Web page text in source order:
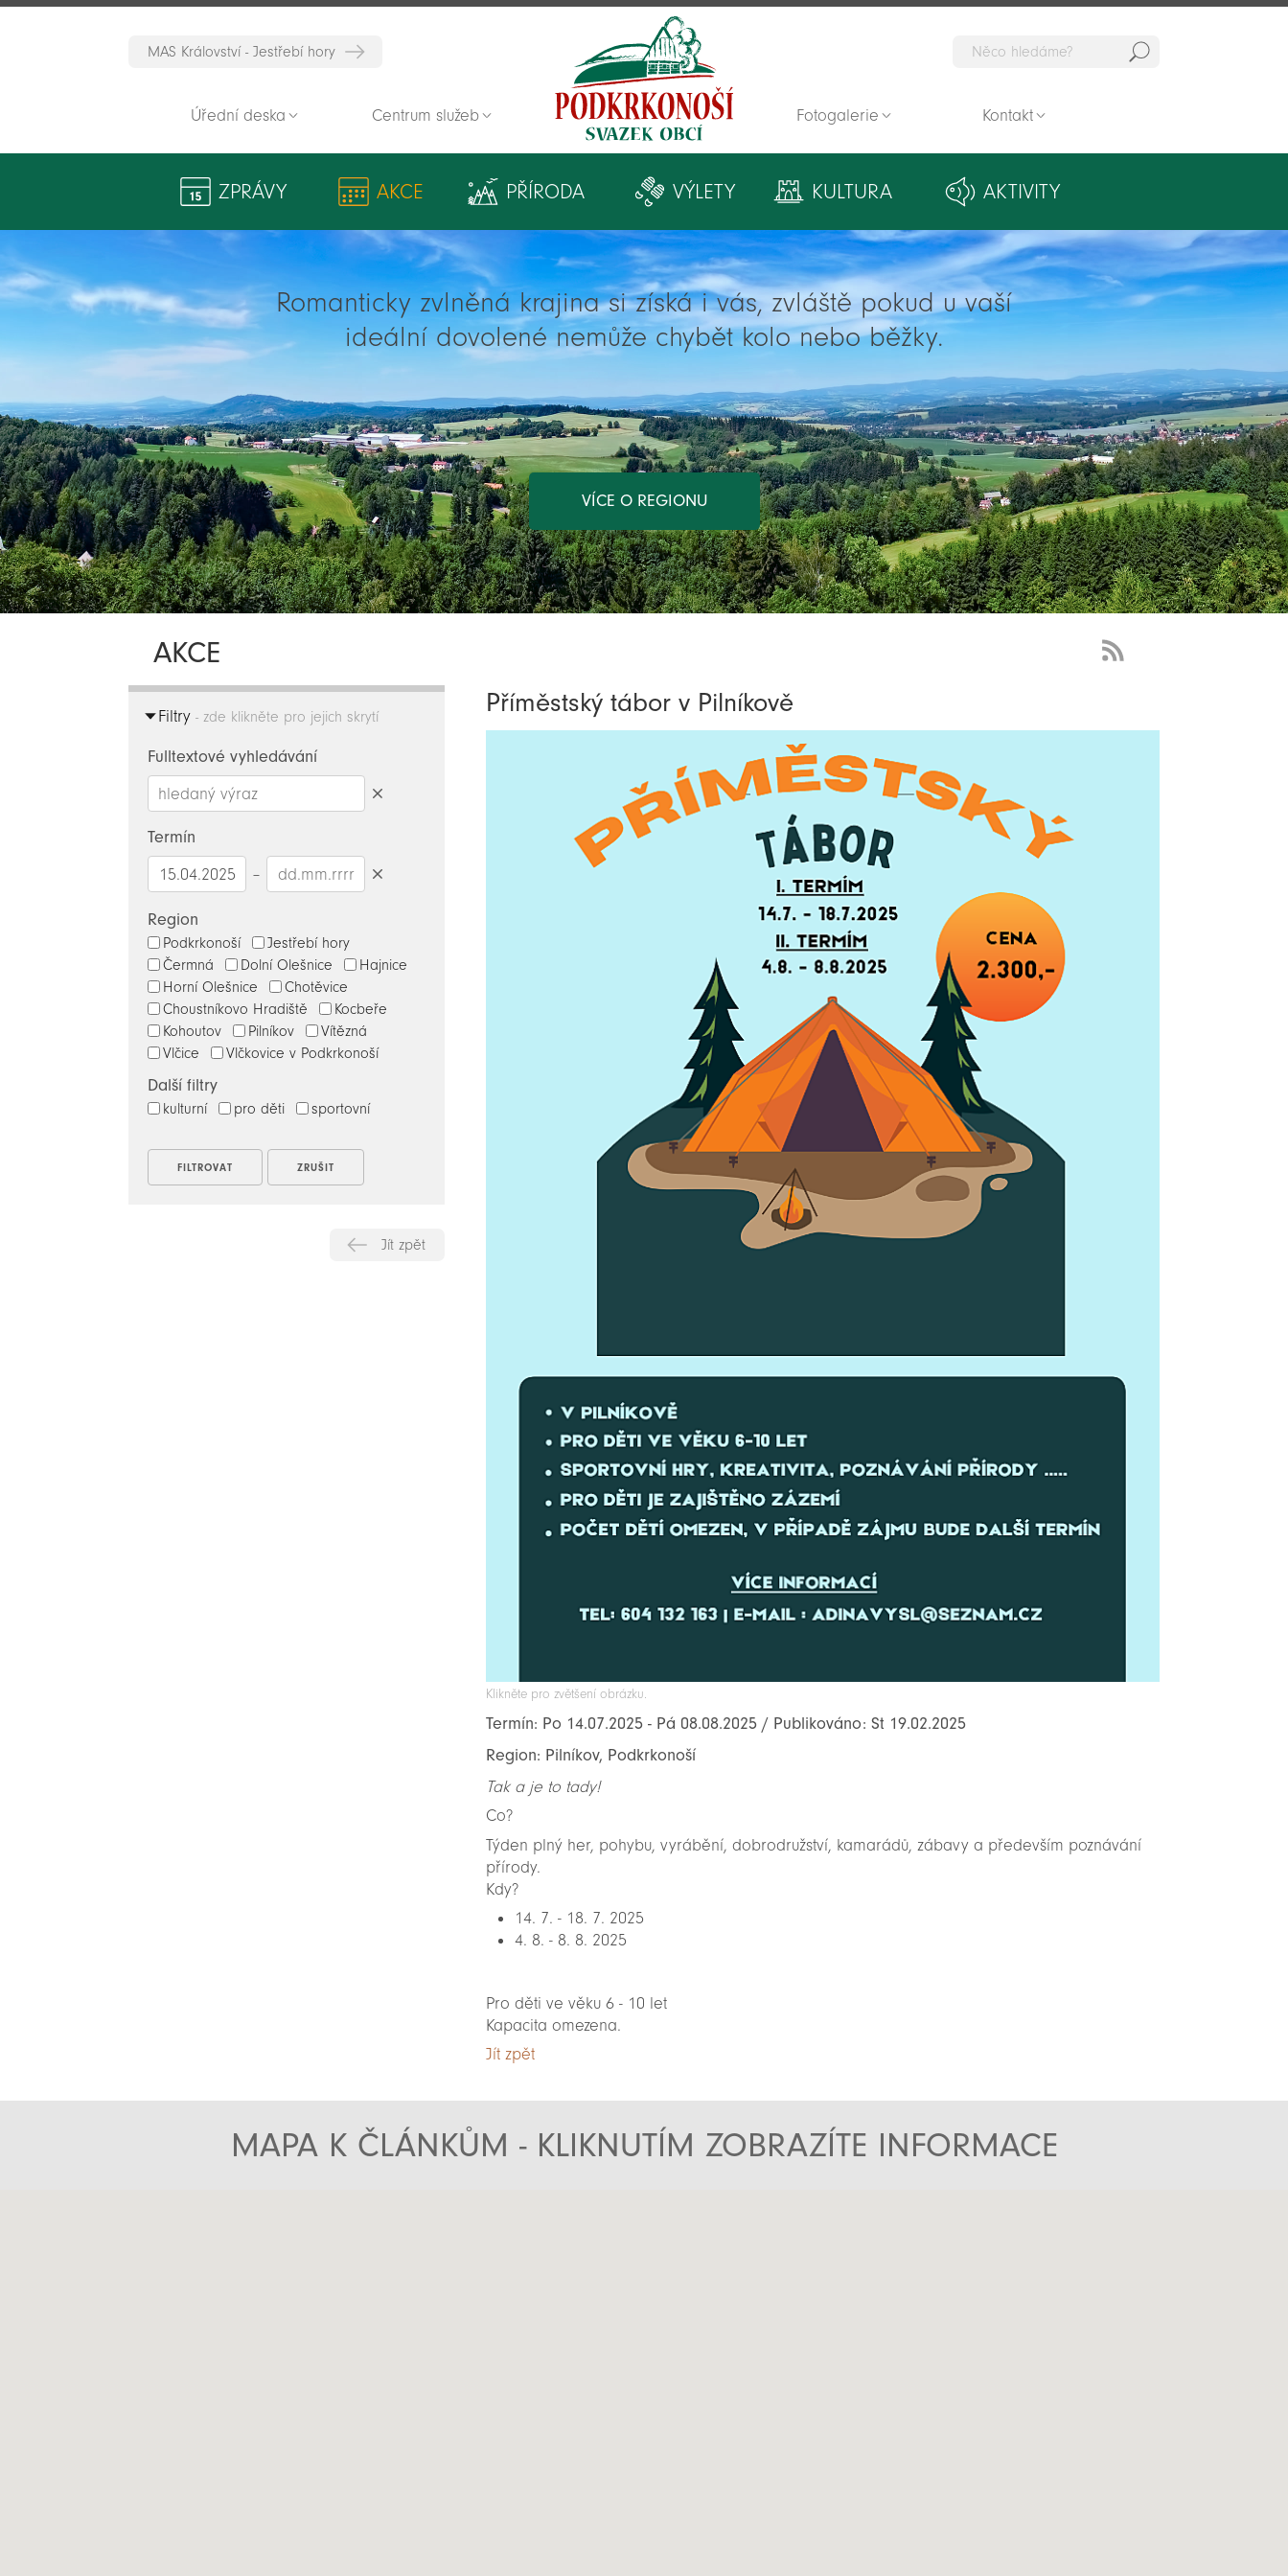
Zpět na titulní stranu
MAS Království - Jestřebí hory
Úřední deska Centrum služeb Fotogalerie Kontakt
ZPRÁVY AKCE PŘÍRODA VÝLETY KULTURA AKTIVITY
Romanticky zvlněná krajina si získá i vás, zvláště pokud u vaší
ideální dovolené nemůže chybět kolo nebo běžky.
VÍCE O REGIONU
AKCE
Filtry - zde klikněte pro jejich skrytí
Fulltextové vyhledávání
Termín
–
Region
Podkrkonoší
Jestřebí hory
Čermná
Dolní Olešnice
Hajnice
Horní Olešnice
Chotěvice
Choustníkovo Hradiště
Kocbeře
Kohoutov
Pilníkov
Vítězná
Vlčice
Vlčkovice v Podkrkonoší
Další filtry
kulturní pro děti sportovní
Jít zpět
Příměstský tábor v Pilníkově
Klikněte pro zvětšení obrázku.
Termín: Po 14.07.2025 - Pá 08.08.2025 / Publikováno: St 19.02.2025
Region: Pilníkov, Podkrkonoší
Tak a je to tady!
Co?
Týden plný her, pohybu, vyrábění, dobrodružství, kamarádů, zábavy a především poznávání
přírody.
Kdy?
14. 7. - 18. 7. 2025
4. 8. - 8. 8. 2025
Pro děti ve věku 6 - 10 let
Kapacita omezena.
Jít zpět
MAPA K ČLÁNKŮM - KLIKNUTÍM ZOBRAZÍTE INFORMACE